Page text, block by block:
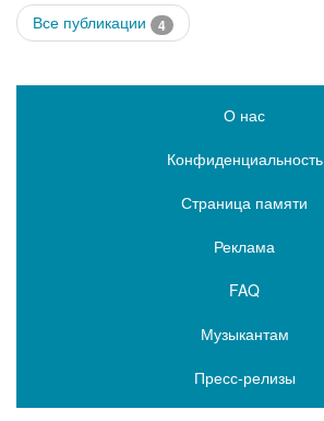
Все публикации 4
О нас
Конфиденциальность
Страница памяти
Реклама
FAQ
Музыкантам
Пресс-релизы